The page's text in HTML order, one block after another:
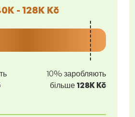
- 128K Kč
10% заробляють
більше 128K Kč